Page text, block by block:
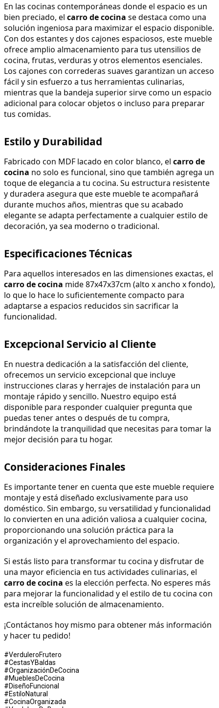
En las cocinas contemporáneas donde el espacio es un
bien preciado, el carro de cocina se destaca como una
solución ingeniosa para maximizar el espacio disponible.
Con dos estantes y dos cajones espaciosos, este mueble
ofrece amplio almacenamiento para tus utensilios de
cocina, frutas, verduras y otros elementos esenciales.
Los cajones con correderas suaves garantizan un acceso
fácil y sin esfuerzo a tus herramientas culinarias,
mientras que la bandeja superior sirve como un espacio
adicional para colocar objetos o incluso para preparar
tus comidas.
Estilo y Durabilidad
Fabricado con MDF lacado en color blanco, el carro de
cocina no solo es funcional, sino que también agrega un
toque de elegancia a tu cocina. Su estructura resistente
y duradera asegura que este mueble te acompañará
durante muchos años, mientras que su acabado
elegante se adapta perfectamente a cualquier estilo de
decoración, ya sea moderno o tradicional.
Especificaciones Técnicas
carro de cocina mide 87x47x37cm (alto x ancho x fondo),
lo que lo hace lo suficientemente compacto para
adaptarse a espacios reducidos sin sacrificar la
funcionalidad.
Excepcional Servicio al Cliente
En nuestra dedicación a la satisfacción del cliente,
ofrecemos un servicio excepcional que incluye
instrucciones claras y herrajes de instalación para un
montaje rápido y sencillo. Nuestro equipo está
disponible para responder cualquier pregunta que
puedas tener antes o después de tu compra,
brindándote la tranquilidad que necesitas para tomar la
mejor decisión para tu hogar.
Consideraciones Finales
Es importante tener en cuenta que este mueble requiere
montaje y está diseñado exclusivamente para uso
doméstico. Sin embargo, su versatilidad y funcionalidad
lo convierten en una adición valiosa a cualquier cocina,
proporcionando una solución práctica para la
organización y el aprovechamiento del espacio.
Si estás listo para transformar tu cocina y disfrutar de
carro de cocina es la elección perfecta. No esperes más
para mejorar la funcionalidad y el estilo de tu cocina con
esta increíble solución de almacenamiento.
¡Contáctanos hoy mismo para obtener más información
y hacer tu pedido!
#VerduleroFrutero
#CestasYBaldas
#OrganizaciónDeCocina
#MueblesDeCocina
#DiseñoFuncional
#EstiloNatural
#CocinaOrganizada